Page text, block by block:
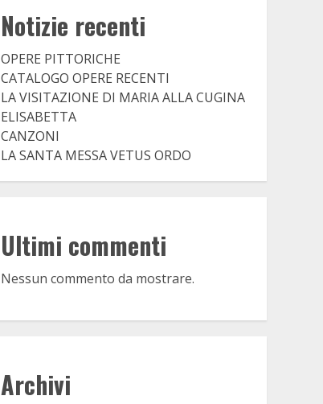
Notizie recenti
OPERE PITTORICHE
CATALOGO OPERE RECENTI
LA VISITAZIONE DI MARIA ALLA CUGINA
ELISABETTA
CANZONI
LA SANTA MESSA VETUS ORDO
Ultimi commenti
Nessun commento da mostrare.
Archivi